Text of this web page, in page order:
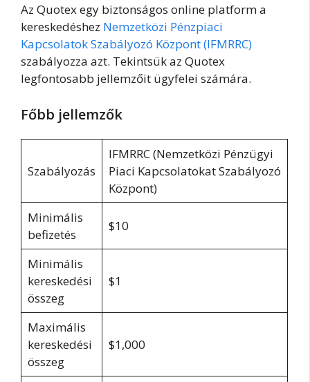
Az Quotex egy biztonságos online platform a
kereskedéshez Nemzetközi Pénzpiaci
Kapcsolatok Szabályozó Központ (IFMRRC)
szabályozza azt. Tekintsük az Quotex
legfontosabb jellemzőit ügyfelei számára.
Főbb jellemzők
Szabályozás
IFMRRC (Nemzetközi Pénzügyi
Piaci Kapcsolatokat Szabályozó
Központ)
Minimális
befizetés
$10
Minimális
kereskedési
összeg
$1
Maximális
kereskedési
összeg
$1,000